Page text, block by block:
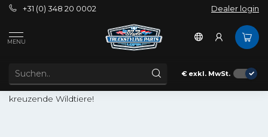
+31 (0) 348 20 0002 Dealer login
MENU
€ exkl. MwSt.
Außenbereich
FRONTSCHUTZBÜGELS FÜR SCANIA
Diese Frontschutzbügels verleihen Ihrem Auto ein robustes
Aussehen, aber vor allem sind sie sehr nützlich gegen
kreuzende Wildtiere!